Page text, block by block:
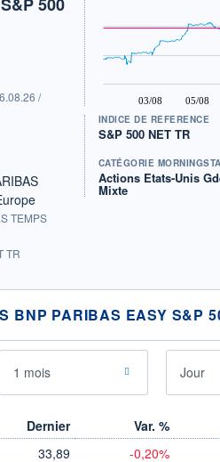
/
TEMPS
TR
03/08 05/08
INDICE DE RÉFÉRENCE
S&P 500 NET TR
CATÉGORIE
Actions Etats-Unis
Mixte
BNP PARIBAS EASY S&P
1 mois Jour
Dernier Var. %
33,89 -0,20%